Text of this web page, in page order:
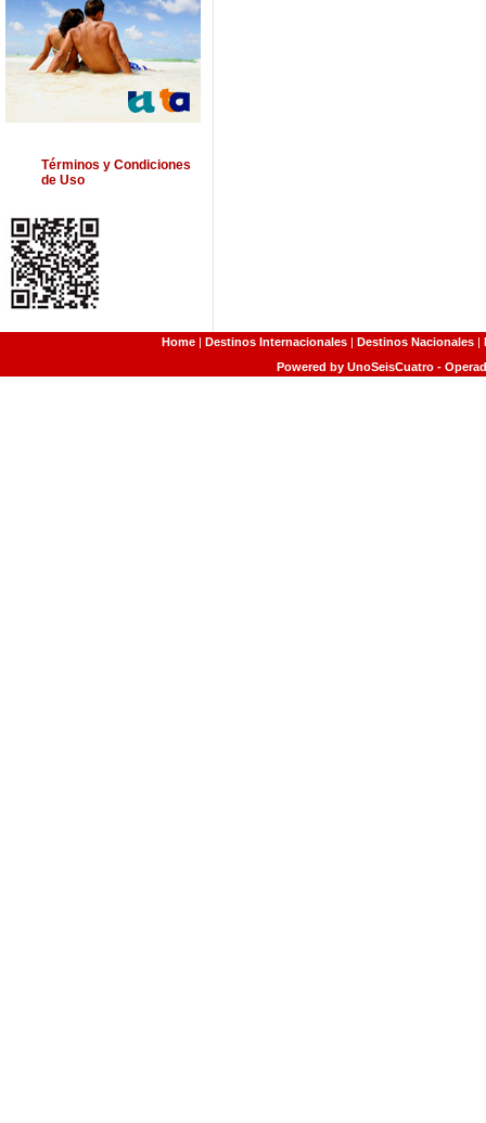
Términos y Condiciones
de Uso
Home | Destinos Internacionales | Destinos Nacionales |
Powered by UnoSeisCuatro -